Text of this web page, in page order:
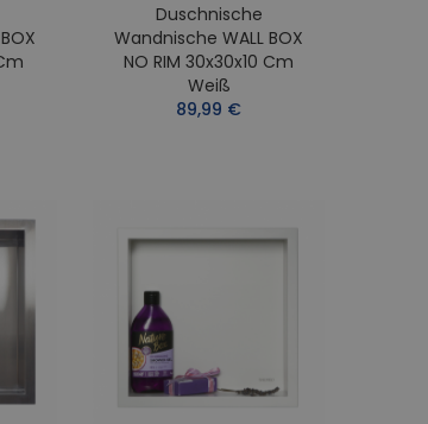
Duschnische
Wandnische WALL BOX
NO RIM 30x30x10 Cm
Weiß
89,99 €